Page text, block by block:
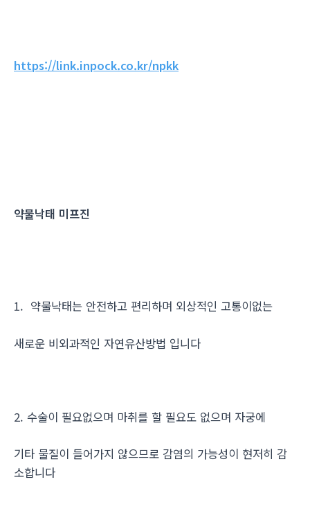
https://link.inpock.co.kr/npkk
약물낙태 미프진
1. 약물낙태는 안전하고 편리하며 외상적인 고통이없는
새로운 비외과적인 자연유산방법 입니다
2. 수술이 필요없으며 마취를 할 필요도 없으며 자궁에
기타 물질이 들어가지 않으므로 감염의 가능성이 현저히 감
소합니다